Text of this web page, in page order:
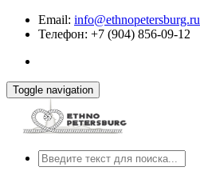
Email: info@ethnopetersburg.ru
Телефон: +7 (904) 856-09-12
Toggle navigation